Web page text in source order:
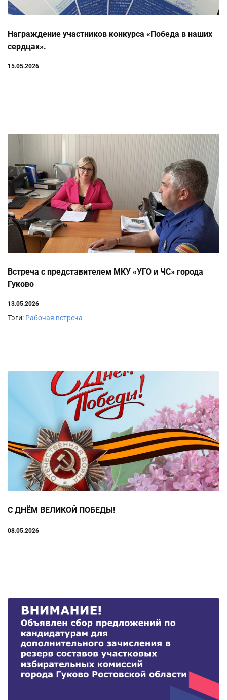
Награждение участников конкурса «Победа в наших
сердцах».
15.05.2026
Встреча с представителем МКУ «УГО и ЧС» города
Гуково
13.05.2026
Тэги: Рабочая встреча
С ДНЁМ ВЕЛИКОЙ ПОБЕДЫ!
08.05.2026